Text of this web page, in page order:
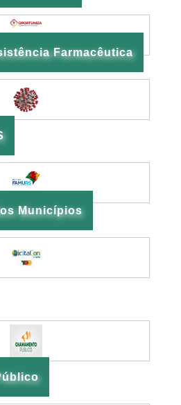
Farmacêutica
Municípios